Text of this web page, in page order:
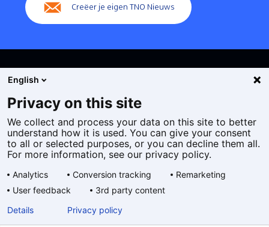
Creëer je eigen TNO Nieuws
Cookies
Privacy statement
Toegankelijkheid
Algemene voorwaarden
taal:
English
Privacy on this site
We collect and process your data on this site to better
understand how it is used. You can give your consent
to all or selected purposes, or you can decline them all.
For more information, see our privacy policy.
Analytics Conversion tracking
Remarketing
User feedback
3rd party content
Details
Privacy policy